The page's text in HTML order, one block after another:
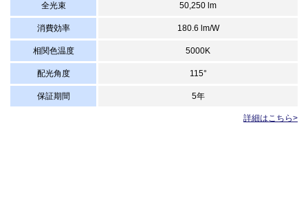
全光束 50,250 lm
消費効率 180.6 lm/W
相関色温度 5000K
配光角度 115°
保証期間 5年
詳細はこちら>